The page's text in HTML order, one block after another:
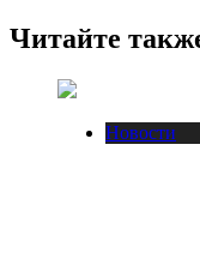
Читайте
Новости